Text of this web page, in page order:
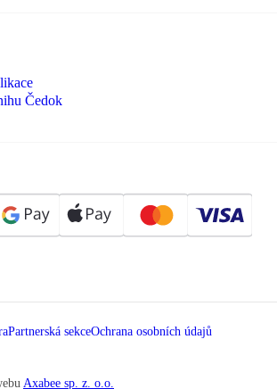
Čedok
Partnerská sekceOchrana osobních údajů
Axabee sp. z. o.o.